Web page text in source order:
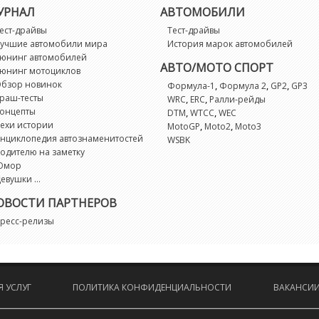
драйвы
автомобили мира
автомобилей
мотоциклов
новинок
тесты
истории
автознаменитостей
на заметку
...
ПАРТНЕРОВ
релизы
АВТОМОБИЛИ
Тест-драйвы
История марок автомобилей
АВТО/МОТО СПОРТ
Формула-1 , Формула 2, GP2, GP3
WRC,ERC,Ралли-рейды
DTM,WTCC,WEC
MotoGP,Moto2,Moto3
WSBK
УСЛУГ ПОЛИТИКА КОНФИДЕНЦИАЛЬНОСТИ ВАКАНСИИ